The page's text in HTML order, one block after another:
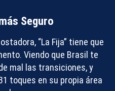
Seguro
“La Fija” tiene que
Viendo que Brasil te
mal las transiciones, y
toques en su propia área